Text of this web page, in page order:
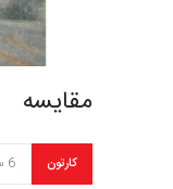
مقایسه
کارتون 6 سال قبل